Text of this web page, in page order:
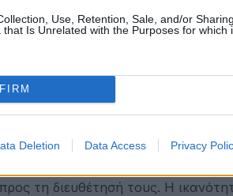
Use, Retention, Sale, and/or Sharing
Is Unrelated with the Purposes for which
Deletion Data Access Privacy
τόσο στις παρέες όσο και στον
που είτε χρειάζονται τη
αναζητήσετε και να βρείτε τους
επαγγελματική, που σας
τη διευθέτησή τους. Η